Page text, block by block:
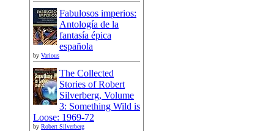
Fabulosos imperios:
Antología de la
fantasía épica
española
by Various
The Collected
Stories of Robert
Silverberg, Volume
3: Something Wild is
Loose: 1969-72
by Robert Silverberg